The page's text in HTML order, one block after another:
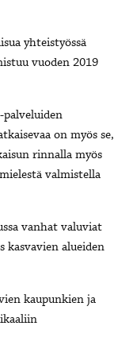
yhteistyössä
vuoden 2019
palveluiden
on myös se,
rinnalla myös
valmistella
vanhat valuviat
kasvavien alueiden
kaupunkien ja